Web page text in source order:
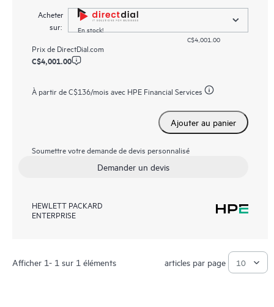
Acheter
sur:
En stock!
C$4,001.00
Prix de DirectDial.com
C$4,001.00
À partir deC$136/mois avec HPE Financial Services
Ajouter au panier
Soumettre votre demande de devis personnalisé
Demander un devis
HEWLETT PACKARD
ENTERPRISE
Afficher 1- 1 sur 1 éléments articles par page